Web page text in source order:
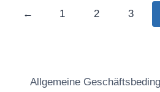
← 1 2 3
Allgemeine